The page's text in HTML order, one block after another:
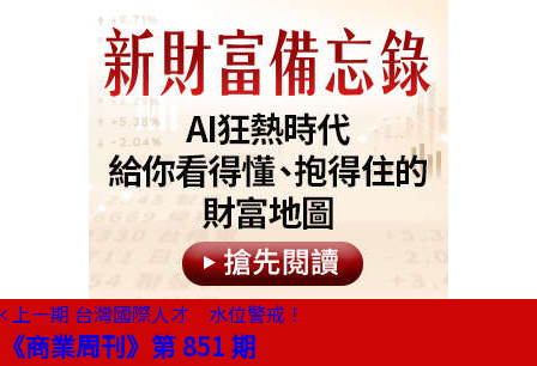
上一期 台灣國際人才 水位警戒！
《商業周刊》第 851 期